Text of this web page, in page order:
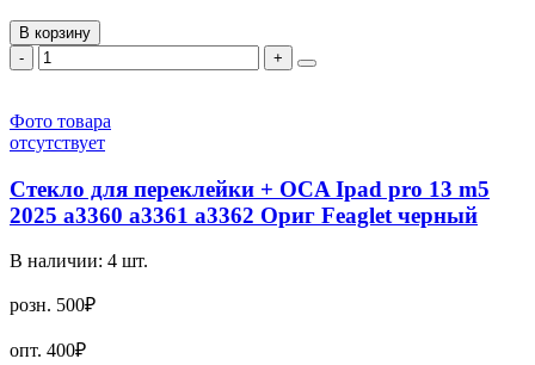
В корзину
-
+
Фото товара
отсутствует
Стекло для переклейки + OCA Ipad pro 13 m5
2025 а3360 а3361 а3362 Ориг Feaglet черный
В наличии: 4 шт.
розн. 500₽
опт. 400₽